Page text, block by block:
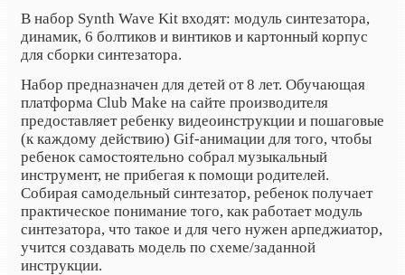
В набор Synth Wave Kit входят: модуль синтезатора,
динамик, 6 болтиков и винтиков и картонный корпус
для сборки синтезатора.
Набор предназначен для детей от 8 лет. Обучающая
платформа Club Make на сайте производителя
предоставляет ребенку видеоинструкции и пошаговые
(к каждому действию) Gif-анимации для того, чтобы
ребенок самостоятельно собрал музыкальный
инструмент, не прибегая к помощи родителей.
Собирая самодельный синтезатор, ребенок получает
практическое понимание того, как работает модуль
синтезатора, что такое и для чего нужен арпеджиатор,
учится создавать модель по схеме/заданной
инструкции.